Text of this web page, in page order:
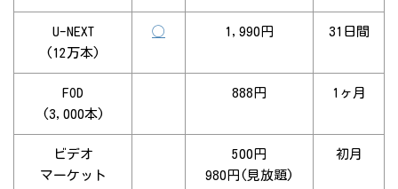
U-NEXT
(12万本)
◯ 1,990円 31日間
FOD
(3,000本)
888円 1ヶ月
ビデオ
マーケット
500円
980円(見放題)
初月